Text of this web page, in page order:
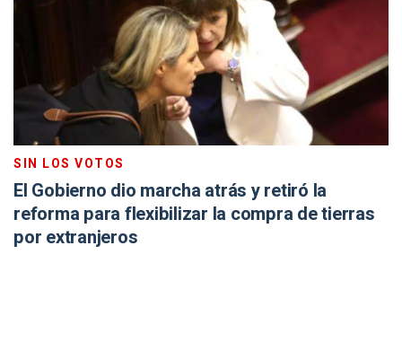
SIN LOS VOTOS
El Gobierno dio marcha atrás y retiró la
reforma para flexibilizar la compra de tierras
por extranjeros